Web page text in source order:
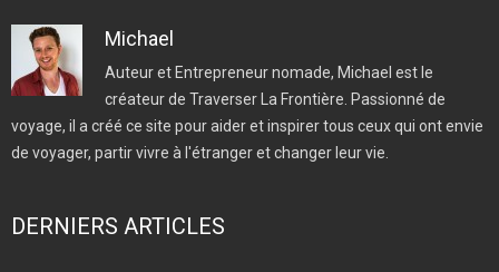
Michael
Auteur et Entrepreneur nomade, Michael est le
créateur de Traverser La Frontière. Passionné de
voyage, il a créé ce site pour aider et inspirer tous ceux qui ont envie
de voyager, partir vivre à l'étranger et changer leur vie.
DERNIERS ARTICLES